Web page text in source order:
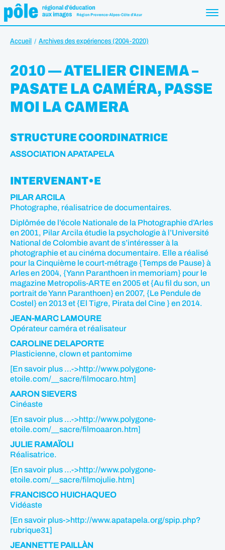
Accueil Archives des expériences (2004-2020)
2010 — ATELIER CINEMA –
PASATE LA CAMÉRA, PASSE
MOI LA CAMERA
STRUCTURE COORDINATRICE
ASSOCIATION APATAPELA
INTERVENANT•E
PILAR ARCILA
Photographe, réalisatrice de documentaires.
Diplômée de l’école Nationale de la Photographie d’Arles
en 2001, Pilar Arcila étudie la psychologie à l’Université
National de Colombie avant de s’intéresser à la
photographie et au cinéma documentaire. Elle a réalisé
pour la Cinquième le court-métrage {Temps de Pause} à
Arles en 2004, {Yann Paranthoen in memoriam} pour le
magazine Metropolis-ARTE en 2005 et {Au fil du son, un
portrait de Yann Paranthoen} en 2007, {Le Pendule de
Costel} en 2013 et {El Tigre, Pirata del Cine } en 2014.
JEAN-MARC LAMOURE
Opérateur caméra et réalisateur
CAROLINE DELAPORTE
Plasticienne, clown et pantomime
[En savoir plus …->http://www.polygone-
etoile.com/__sacre/filmocaro.htm]
AARON SIEVERS
Cinéaste
[En savoir plus …->http://www.polygone-
etoile.com/__sacre/filmoaaron.htm]
JULIE RAMAÏOLI
Réalisatrice.
[En savoir plus …->http://www.polygone-
etoile.com/__sacre/filmojulie.htm]
FRANCISCO HUICHAQUEO
Vidéaste
[En savoir plus->http://www.apatapela.org/spip.php?
rubrique31]
JEANNETTE PAILLÀN